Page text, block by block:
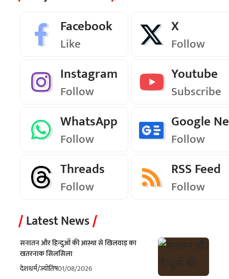
Facebook
Like
X
Follow
Instagram
Follow
Youtube
Subscribe
WhatsApp
Follow
Google
Follow
Threads
Follow
RSS Feed
Follow
Latest News
सनातन और हिन्दुओं की आस्था से खिलवाड़ का
खतरनाक सिलसिला
देशधर्म/ज्योतिष01/08/2026